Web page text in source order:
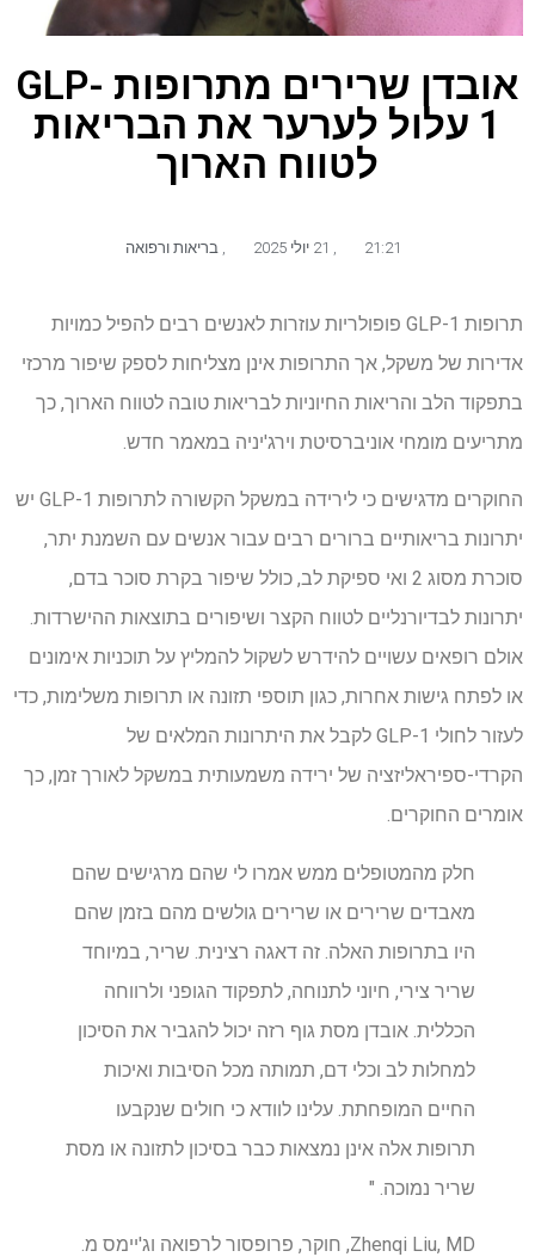
אובדן שרירים מתרופות GLP-
1 עלול לערער את הבריאות
לטווח הארוך
21:21 בריאות ורפואה
תרופות GLP-1 פופולריות עוזרות לאנשים רבים להפיל כמויות
אדירות של משקל, אך התרופות אינן מצליחות לספק שיפור מרכזי
בתפקוד הלב והריאות החיוניות לבריאות טובה לטווח הארוך, כך
מתריעים מומחי אוניברסיטת וירג'יניה במאמר חדש.
החוקרים מדגישים כי לירידה במשקל הקשורה לתרופות GLP-1 יש
יתרונות בריאותיים ברורים רבים עבור אנשים עם השמנת יתר,
סוכרת מסוג 2 ואי ספיקת לב, כולל שיפור בקרת סוכר בדם,
יתרונות לבדיורנליים לטווח הקצר ושיפורים בתוצאות ההישרדות.
אולם רופאים עשויים להידרש לשקול להמליץ על תוכניות אימונים
או לפתח גישות אחרות, כגון תוספי תזונה או תרופות משלימות, כדי
לעזור לחולי GLP-1 לקבל את היתרונות המלאים של
הקרדי-ספיראליזציה של ירידה משמעותית במשקל לאורך זמן, כך
אומרים החוקרים.
חלק מהמטופלים ממש אמרו לי שהם מרגישים שהם
מאבדים שרירים או שרירים גולשים מהם בזמן שהם
היו בתרופות האלה. זה דאגה רצינית. שריר, במיוחד
שריר צירי, חיוני לתנוחה, לתפקוד הגופני ולרווחה
הכללית. אובדן מסת גוף רזה יכול להגביר את הסיכון
למחלות לב וכלי דם, תמותה מכל הסיבות ואיכות
החיים המופחתת. עלינו לוודא כי חולים שנקבעו
תרופות אלה אינן נמצאות כבר בסיכון לתזונה או מסת
שריר נמוכה. "
Zhenqi Liu, MD, חוקר, פרופסור לרפואה וג'יימס מ.